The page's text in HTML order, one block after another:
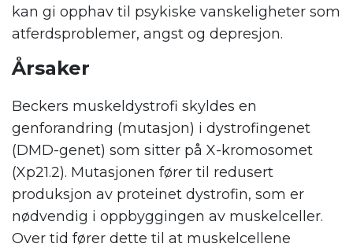
kan gi opphav til psykiske vanskeligheter som
atferdsproblemer, angst og depresjon.
Årsaker
Beckers muskeldystrofi skyldes en
genforandring (mutasjon) i dystrofingenet
(DMD-genet) som sitter på X-kromosomet
(Xp21.2). Mutasjonen fører til redusert
produksjon av proteinet dystrofin, som er
nødvendig i oppbyggingen av muskelceller.
Over tid fører dette til at muskelcellene